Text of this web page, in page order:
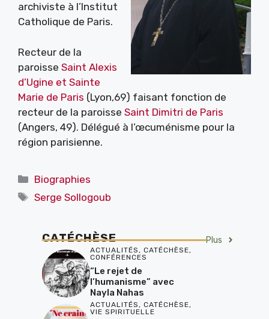
archiviste à l’Institut
Catholique de Paris.
Recteur de la
paroisse Saint Alexis
d’Ugine et Sainte
Marie de Paris (Lyon,69) faisant fonction de
recteur de la paroisse Saint Dimitri de Paris
(Angers, 49). Délégué à l’œcuménisme pour la
région parisienne.
Catégories
Biographies
Étiquettes
Serge Sollogoub
CATÉCHÈSE Plus
ACTUALITÉS , CATÉCHÈSE,
CONFÉRENCES
“Le rejet de
l’humanisme” avec
Nayla Nahas
ACTUALITÉS , CATÉCHÈSE,
VIE SPIRITUELLE